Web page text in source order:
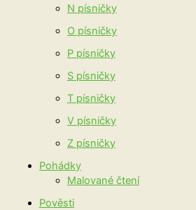
N písničky
O písničky
P písničky
S písničky
T písničky
V písničky
Z písničky
Pohádky
Malované čtení
Pověsti